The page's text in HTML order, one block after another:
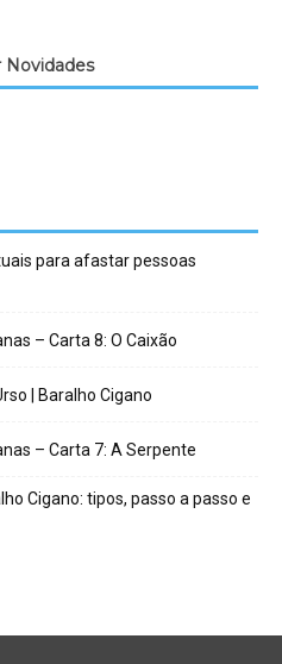
Novidades
para afastar pessoas
– Carta 8: O Caixão
| Baralho Cigano
– Carta 7: A Serpente
Cigano: tipos, passo a passo e